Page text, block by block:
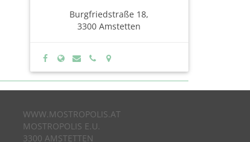
Burgfriedstraße 18,
3300 Amstetten
WWW.MOSTROPOLIS.AT
MOSTROPOLIS E.U.
3300 AMSTETTEN